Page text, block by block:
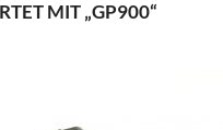
MIT „GP900“